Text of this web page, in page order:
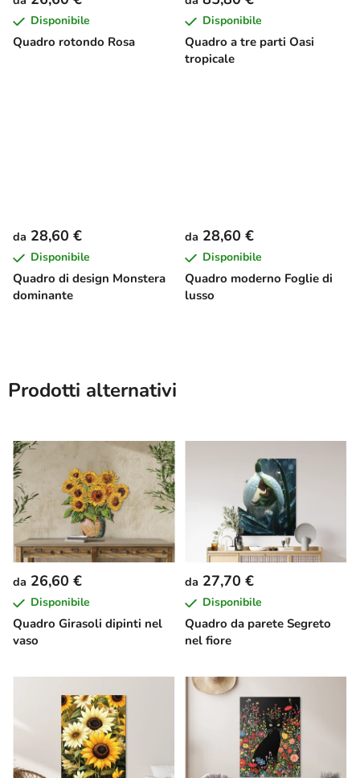
Quadro rotondo Rosa
Disponibile
Quadro a tre parti Oasi
tropicale
Disponibile
Quadro di design Monstera
dominante
da 28,60 €
Disponibile
Quadro moderno Foglie di
lusso
da 28,60 €
Disponibile
Prodotti alternativi
Quadro Girasoli dipinti nel
vaso
da 26,60 €
Disponibile
Quadro da parete Segreto
nel fiore
da 27,70 €
Disponibile